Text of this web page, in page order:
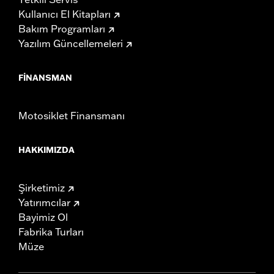
Kullanıcı El Kitapları
Bakım Programları
Yazılım Güncellemeleri
FINANSMAN
Motosiklet Finansmanı
HAKKIMIZDA
Şirketimiz
Yatırımcılar
Bayimiz Ol
Fabrika Turları
Müze